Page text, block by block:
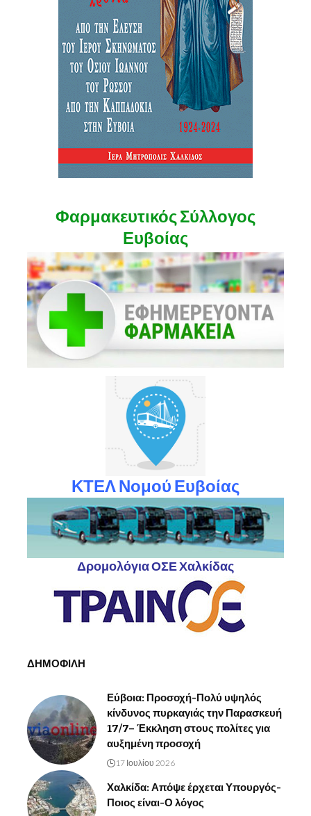
Φαρμακευτικός Σύλλογος
Ευβοίας
ΚΤΕΛ Νομού Ευβοίας
Δρομολόγια ΟΣΕ Χαλκίδας
ΔΗΜΟΦΙΛΗ
Εύβοια: Προσοχή-Πολύ υψηλός
κίνδυνος πυρκαγιάς την Παρασκευή
17/7– Έκκληση στους πολίτες για
αυξημένη προσοχή
17 Ιουλίου 2026
Χαλκίδα: Απόψε έρχεται Υπουργός-
Ποιος είναι-Ο λόγος